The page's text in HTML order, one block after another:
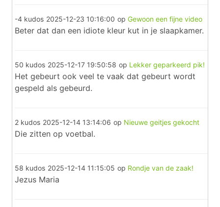
-4 kudos 2025-12-23 10:16:00 op Gewoon een fijne video
Beter dat dan een idiote kleur kut in je slaapkamer.
50 kudos 2025-12-17 19:50:58 op Lekker geparkeerd pik!
Het gebeurt ook veel te vaak dat gebeurt wordt
gespeld als gebeurd.
2 kudos 2025-12-14 13:14:06 op Nieuwe geitjes gekocht
Die zitten op voetbal.
58 kudos 2025-12-14 11:15:05 op Rondje van de zaak!
Jezus Maria